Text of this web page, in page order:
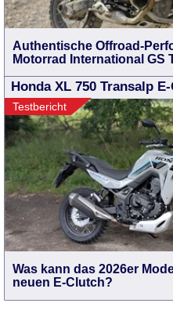
Authentische Offroad-
Motorrad International GS
Honda XL 750 Transalp
Testbericht
Was kann das 2026er
neuen E-Clutch?